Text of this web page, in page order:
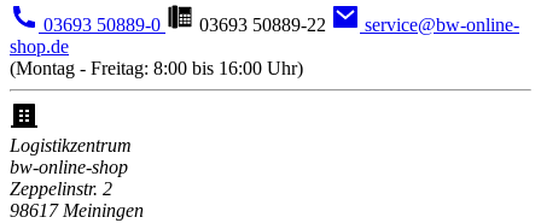
03693 50889-0 03693 50889-22
service@bw-online-
shop.de
(Montag - Freitag: 8:00 bis 16:00 Uhr)
Logistikzentrum
bw-online-shop
Zeppelinstr. 2
98617 Meiningen